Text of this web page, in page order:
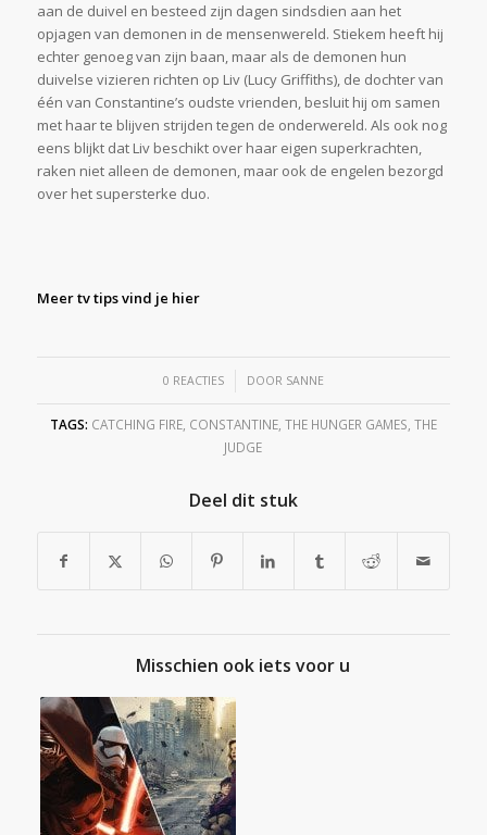
aan de duivel en besteed zijn dagen sindsdien aan het
opjagen van demonen in de mensenwereld. Stiekem heeft hij
echter genoeg van zijn baan, maar als de demonen hun
duivelse vizieren richten op Liv (Lucy Griffiths), de dochter van
één van Constantine’s oudste vrienden, besluit hij om samen
met haar te blijven strijden tegen de onderwereld. Als ook nog
eens blijkt dat Liv beschikt over haar eigen superkrachten,
raken niet alleen de demonen, maar ook de engelen bezorgd
over het supersterke duo.
Meer tv tips vind je hier
0 REACTIES
/ DOOR SANNE
TAGS: CATCHING FIRE, CONSTANTINE, THE HUNGER GAMES, THE
JUDGE
Deel dit stuk
Misschien ook iets voor u